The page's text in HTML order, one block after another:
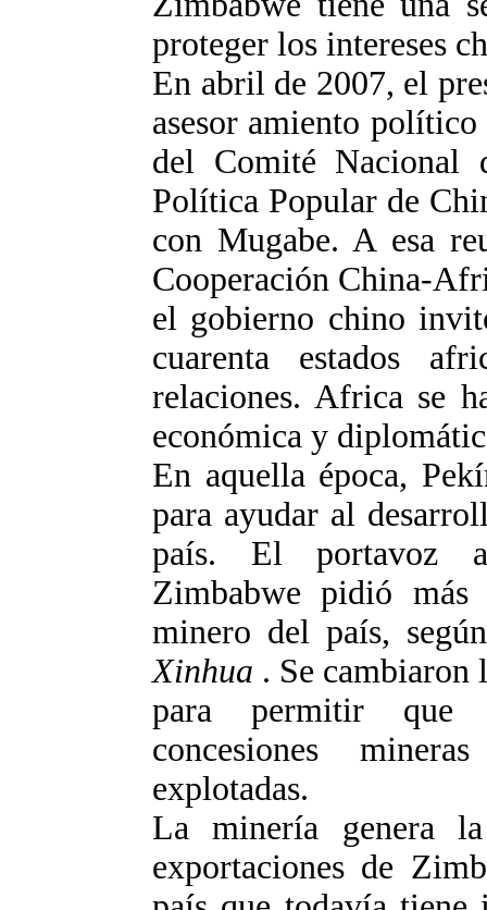
proteger los intereses
En abril de 2007, el
asesor amiento
del Comité Nacional
Política Popular de
con Mugabe. A esa
Cooperación China-
el gobierno chino
cuarenta estados
relaciones. Africa se
económica y
En aquella época,
para ayudar al
país. El portavoz
Zimbabwe pidió
minero del país,
Xinhua . Se cambiaron
para permitir que
concesiones
explotadas.
La minería genera
exportaciones de